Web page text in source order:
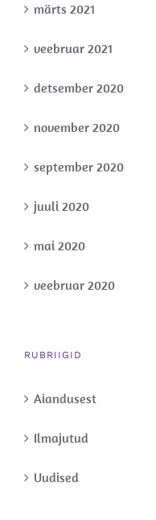
märts 2021
veebruar 2021
detsember 2020
november 2020
september 2020
juuli 2020
mai 2020
veebruar 2020
RUBRIIGID
Aiandusest
Ilmajutud
Uudised